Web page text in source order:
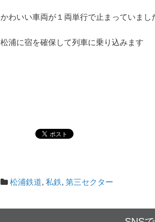
かわいい車両が１両単行で止まっていまし
松浦に宿を確保して列車に乗り込みます
松浦鉄道, 私鉄, 第三セクター